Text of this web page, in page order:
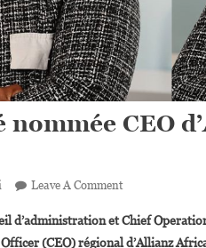
CEO
Leave A CommentOn
Traoré
d’administration et Chief
(CEO) régional d’Allianz